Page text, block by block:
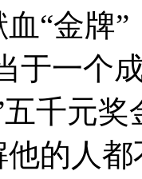
“金牌
于一个
五千元
的人